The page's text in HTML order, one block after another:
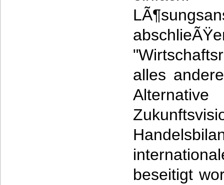
alles
beseitigt